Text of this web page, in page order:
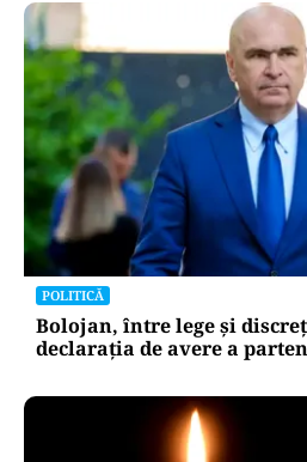
POLITICĂ
Bolojan, între lege și
declarația de avere a